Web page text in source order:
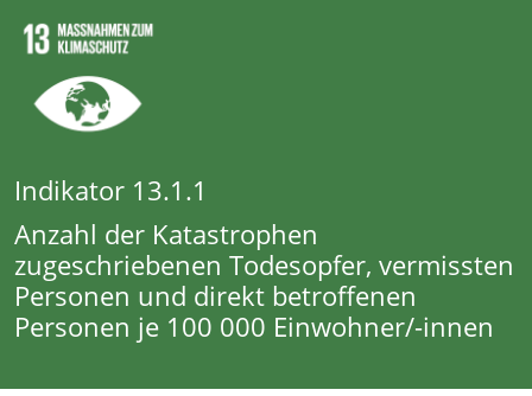
Indikator 13.1.1
Anzahl der Katastrophen
zugeschriebenen Todesopfer, vermissten
Personen und direkt betroffenen
Personen je 100 000 Einwohner/-innen